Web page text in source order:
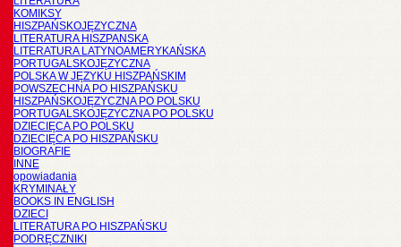
KOMIKSY
HISZPAŃSKOJĘZYCZNA
LITERATURA HISZPANSKA
LITERATURA LATYNOAMERYKAŃSKA
PORTUGALSKOJĘZYCZNA
POLSKA W JĘZYKU HISZPAŃSKIM
POWSZECHNA PO HISZPAŃSKU
HISZPAŃSKOJĘZYCZNA PO POLSKU
PORTUGALSKOJĘZYCZNA PO POLSKU
DZIECIĘCA PO POLSKU
DZIECIĘCA PO HISZPAŃSKU
BIOGRAFIE
INNE
opowiadania
KRYMINAŁY
BOOKS IN ENGLISH
DZIECI
LITERATURA PO HISZPAŃSKU
PODRĘCZNIKI